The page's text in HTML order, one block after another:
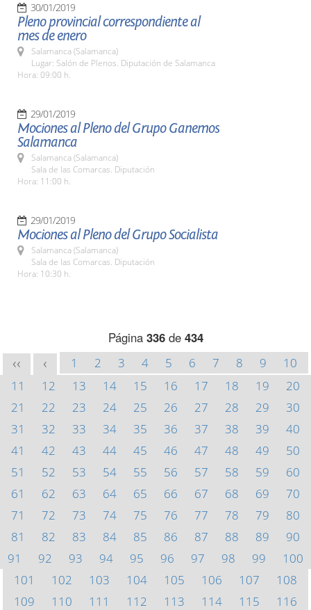
30/01/2019
Pleno provincial correspondiente al
mes de enero
Salamanca (Salamanca)
Lugar: Salón de Plenos. Diputación de Salamanca
Hora: 09:00 h.
29/01/2019
Mociones al Pleno del Grupo Ganemos
Salamanca
Salamanca (Salamanca)
Sala de las Comarcas. Diputación
Hora: 11:00 h.
29/01/2019
Mociones al Pleno del Grupo Socialista
Salamanca (Salamanca)
Sala de las Comarcas. Diputación
Hora: 10:30 h.
Página 336de 434
<< < 1 2 3 4 5 6 7 8 9
10
11
12 13 14 15 16 17 18 19
20
21
22 23 24 25 26 27 28 29
30
31
32 33 34 35 36 37 38 39
40
41
42 43 44 45 46 47 48 49
50
51
52 53 54 55 56 57 58 59
60
61
62 63 64 65 66 67 68 69
70
71
72 73 74 75 76 77 78 79
80
81
82 83 84 85 86 87 88 89
90
91
92 93 94 95 96 97 98 99
100
101
102 103 104 105 106 107
108
109
110 111 112 113 114 115
116